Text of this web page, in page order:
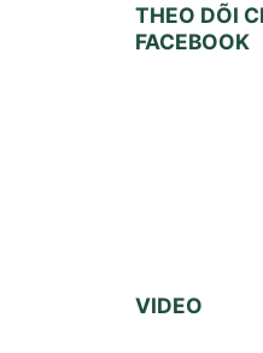
THEO DÕI
FACEBOOK
VIDEO